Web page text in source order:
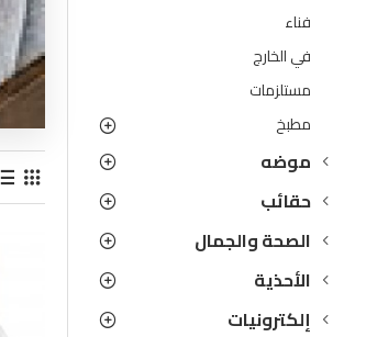
فناء
في الخارج
مستلزمات
مطبخ
موضه
حقائب
الصحة والجمال
الأحذية
إلكترونيات